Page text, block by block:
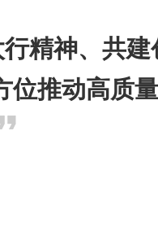
精神、共
位推动高质